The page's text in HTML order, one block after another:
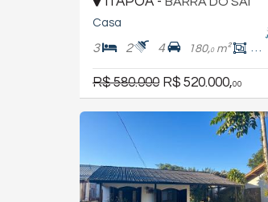
Casa
3 2 4 180,0m² 89,
R$ 580.000 R$ 520.000,00